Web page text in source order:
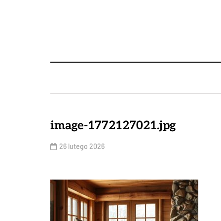
image-1772127021.jpg
26 lutego 2026